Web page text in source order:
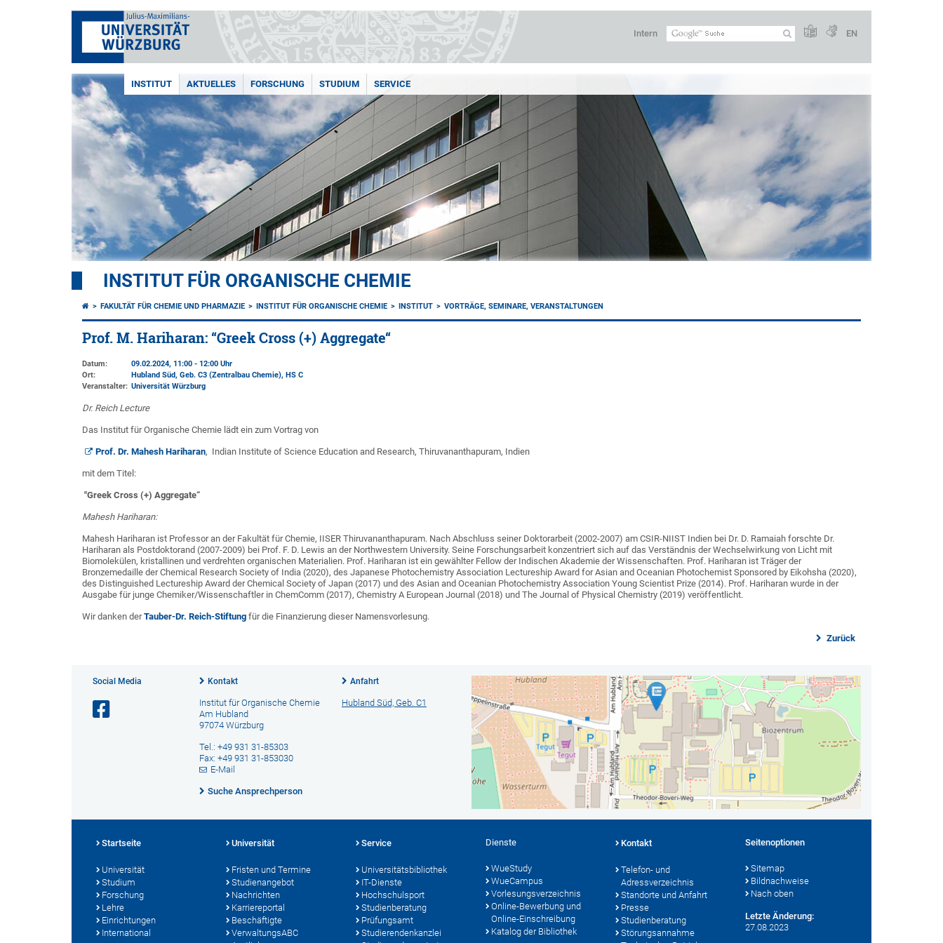
Intern EN
INSTITUT AKTUELLES FORSCHUNG STUDIUM SERVICE
INSTITUT FÜR ORGANISCHE CHEMIE
FAKULTÄT FÜR CHEMIE UND PHARMAZIE INSTITUT FÜR ORGANISCHE CHEMIE INSTITUT VORTRÄGE, SEMINARE, VERANSTALTUNGEN
Prof. M. Hariharan: “Greek Cross (+) Aggregate“
Datum:
09.02.2024, 11:00 - 12:00 Uhr
Ort:
Hubland Süd, Geb. C3 (Zentralbau Chemie), HS C
Veranstalter: Universität Würzburg
Dr. Reich Lecture
Das Institut für Organische Chemie lädt ein zum Vortrag von
Prof. Dr. Mahesh Hariharan, Indian Institute of Science Education and Research, Thiruvananthapuram, Indien
mit dem Titel:
"Greek Cross (+) Aggregate“
Mahesh Hariharan:
Mahesh Hariharan ist Professor an der Fakultät für Chemie, IISER Thiruvananthapuram. Nach Abschluss seiner Doktorarbeit (2002-2007) am CSIR-NIIST Indien bei Dr. D. Ramaiah forschte Dr.
Hariharan als Postdoktorand (2007-2009) bei Prof. F. D. Lewis an der Northwestern University. Seine Forschungsarbeit konzentriert sich auf das Verständnis der Wechselwirkung von Licht mit
Biomolekülen, kristallinen und verdrehten organischen Materialien. Prof. Hariharan ist ein gewählter Fellow der Indischen Akademie der Wissenschaften. Prof. Hariharan ist Träger der
Bronzemedaille der Chemical Research Society of India (2020), des Japanese Photochemistry Association Lectureship Award for Asian and Oceanian Photochemist Sponsored by Eikohsha (2020),
des Distinguished Lectureship Award der Chemical Society of Japan (2017) und des Asian and Oceanian Photochemistry Association Young Scientist Prize (2014). Prof. Hariharan wurde in der
Ausgabe für junge Chemiker/Wissenschaftler in ChemComm (2017), Chemistry A European Journal (2018) und The Journal of Physical Chemistry (2019) veröffentlicht.
Wir danken derTauber-Dr. Reich-Stiftung für die Finanzierung dieser Namensvorlesung.
Zurück
Social Media Kontakt
Institut für Organische Chemie
Am Hubland
97074 Würzburg
Tel.: +49 931 31-85303
Fax: +49 931 31-853030
E-Mail
Suche Ansprechperson
Anfahrt
Hubland Süd, Geb. C1
Startseite
Universität
Studium
Forschung
Lehre
Einrichtungen
International
Universität
Fristen und Termine
Studienangebot
Nachrichten
Karriereportal
Beschäftigte
VerwaltungsABC
Service
Universitätsbibliothek
IT-Dienste
Hochschulsport
Studienberatung
Prüfungsamt
Studierendenkanzlei
Dienste
WueStudy
WueCampus
Vorlesungsverzeichnis
Online-Bewerbung und
Online-Einschreibung
Katalog der Bibliothek
Kontakt
Telefon- und
Adressverzeichnis
Standorte und Anfahrt
Presse
Studienberatung
Störungsannahme
Seitenoptionen
Sitemap
Bildnachweise
Nach oben
Letzte Änderung:
27.08.2023